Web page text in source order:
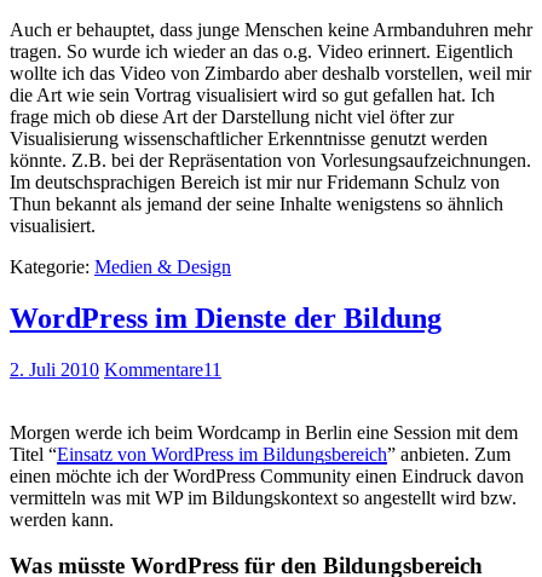
Auch er behauptet, dass junge Menschen keine Armbanduhren mehr
tragen. So wurde ich wieder an das o.g. Video erinnert. Eigentlich
wollte ich das Video von Zimbardo aber deshalb vorstellen, weil mir
die Art wie sein Vortrag visualisiert wird so gut gefallen hat. Ich
frage mich ob diese Art der Darstellung nicht viel öfter zur
Visualisierung wissenschaftlicher Erkenntnisse genutzt werden
könnte. Z.B. bei der Repräsentation von Vorlesungsaufzeichnungen.
Im deutschsprachigen Bereich ist mir nur Fridemann Schulz von
Thun bekannt als jemand der seine Inhalte wenigstens so ähnlich
visualisiert.
Kategorie: Medien & Design
WordPress im Dienste der Bildung
2. Juli 2010 Kommentare11
Morgen werde ich beim Wordcamp in Berlin eine Session mit dem
Titel “Einsatz von WordPress im Bildungsbereich” anbieten. Zum
einen möchte ich der WordPress Community einen Eindruck davon
vermitteln was mit WP im Bildungskontext so angestellt wird bzw.
werden kann.
Was müsste WordPress für den Bildungsbereich